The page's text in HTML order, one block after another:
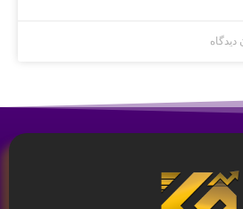
دیدگاه